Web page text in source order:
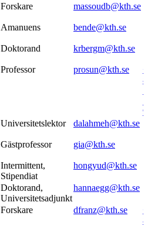
Forskare massoudb@kth.se
Amanuens bende@kth.se
Doktorand krbergm@kth.se
Professor prosun@kth.se
8
Universitetslektor dalahmeh@kth.se
Gästprofessor gia@kth.se
Intermittent,
Stipendiat
hongyud@kth.se
Doktorand,
Universitetsadjunkt
hannaegg@kth.se
Forskare dfranz@kth.se
8